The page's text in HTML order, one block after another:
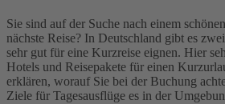
Sie sind auf der Suche nach einem
nächste Reise? In Deutschland gibt es
sehr gut für eine Kurzreise eignen. Hier
Hotels und Reisepakete für einen
erklären, worauf Sie bei der Buchung
Ziele für Tagesausflüge es in der